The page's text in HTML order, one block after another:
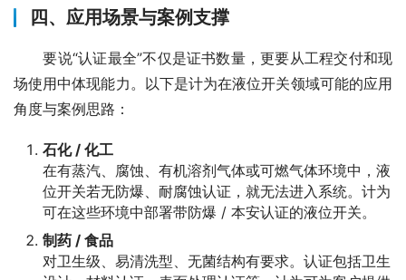
四、应用场景与案例支撑
要说“认证最全”不仅是证书数量，更要从工程交付和现
场使用中体现能力。以下是计为在液位开关领域可能的应用
角度与案例思路：
石化 / 化工
在有蒸汽、腐蚀、有机溶剂气体或可燃气体环境中，液
位开关若无防爆、耐腐蚀认证，就无法进入系统。计为
可在这些环境中部署带防爆 / 本安认证的液位开关。
制药 / 食品
对卫生级、易清洗型、无菌结构有要求。认证包括卫生